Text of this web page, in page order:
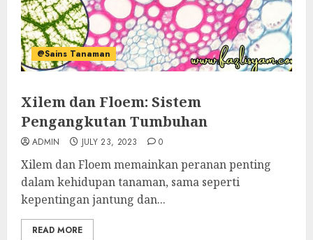
@Sains Tanaman
Xilem dan Floem: Sistem
Pengangkutan Tumbuhan
ADMIN JULY 23, 2023 0
Xilem dan Floem memainkan peranan penting
dalam kehidupan tanaman, sama seperti
kepentingan jantung dan...
READ MORE